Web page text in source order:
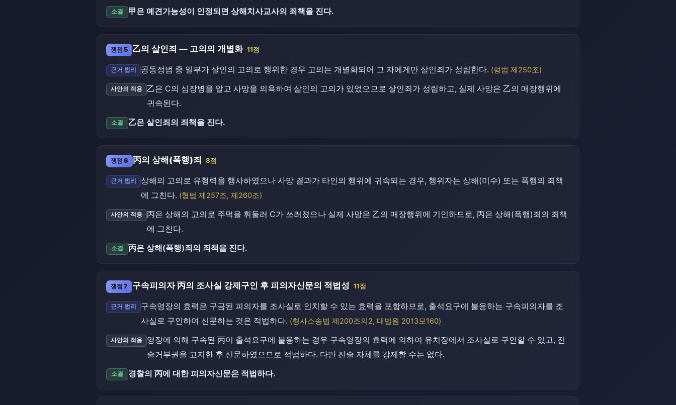
소결 甲은 예견가능성이 인정되면 상해치사교사의 죄책을 진다.
쟁점 5 乙의 살인죄 — 고의의 개별화 11점
근거 법리 공동정범 중 일부가 살인의 고의로 행위한 경우 고의는 개별화되어 그 자에게만 살인죄가 성립한다. (형법 제250조)
사안의 적용
乙은 C의 심장병을 알고 사망을 의욕하여 살인의 고의가 있었으므로 살인죄가 성립하고, 실제 사망은 乙의 매장행위에
귀속된다.
소결 乙은 살인죄의 죄책을 진다.
쟁점 6 丙의 상해(폭행)죄 8점
근거 법리
상해의 고의로 유형력을 행사하였으나 사망 결과가 타인의 행위에 귀속되는 경우, 행위자는 상해(미수) 또는 폭행의 죄책
에 그친다. (형법 제257조, 제260조)
사안의 적용
丙은 상해의 고의로 주먹을 휘둘러 C가 쓰러졌으나 실제 사망은 乙의 매장행위에 기인하므로, 丙은 상해(폭행)죄의 죄책
에 그친다.
소결 丙은 상해(폭행)죄의 죄책을 진다.
쟁점 7 구속피의자 丙의 조사실 강제구인 후 피의자신문의 적법성 11점
근거 법리
구속영장의 효력은 구금된 피의자를 조사실로 인치할 수 있는 효력을 포함하므로, 출석요구에 불응하는 구속피의자를 조
사실로 구인하여 신문하는 것은 적법하다. (형사소송법 제200조의2, 대법원 2013모160)
사안의 적용
영장에 의해 구속된 丙이 출석요구에 불응하는 경우 구속영장의 효력에 의하여 유치장에서 조사실로 구인할 수 있고, 진
술거부권을 고지한 후 신문하였으므로 적법하다. 다만 진술 자체를 강제할 수는 없다.
소결 경찰의 丙에 대한 피의자신문은 적법하다.